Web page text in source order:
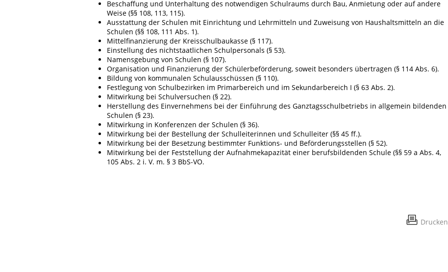
Beschaffung und Unterhaltung des notwendigen Schulraums durch Bau, Anmietung oder auf andere
Weise (§§ 108, 113, 115).
Ausstattung der Schulen mit Einrichtung und Lehrmitteln und Zuweisung von Haushaltsmitteln an die
Schulen (§§ 108, 111 Abs. 1).
Mittelfinanzierung der Kreisschulbaukasse (§ 117).
Einstellung des nichtstaatlichen Schulpersonals (§ 53).
Namensgebung von Schulen (§ 107).
Organisation und Finanzierung der Schülerbeförderung, soweit besonders übertragen (§ 114 Abs. 6).
Bildung von kommunalen Schulausschüssen (§ 110).
Festlegung von Schulbezirken im Primarbereich und im Sekundarbereich I (§ 63 Abs. 2).
Mitwirkung bei Schulversuchen (§ 22).
Herstellung des Einvernehmens bei der Einführung des Ganztagsschulbetriebs in allgemein bildenden
Schulen (§ 23).
Mitwirkung in Konferenzen der Schulen (§ 36).
Mitwirkung bei der Bestellung der Schulleiterinnen und Schulleiter (§§ 45 ff.).
Mitwirkung bei der Besetzung bestimmter Funktions- und Beförderungsstellen (§ 52).
Mitwirkung bei der Feststellung der Aufnahmekapazität einer berufsbildenden Schule (§§ 59 a Abs. 4,
105 Abs. 2 i. V. m. § 3 BbS-VO.
Drucken